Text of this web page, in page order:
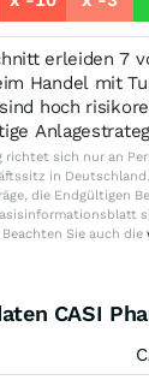
erleiden 7
Handel mit
hoch
richtet sich nur an
in
die Endgültigen
Sie auch die
CASI